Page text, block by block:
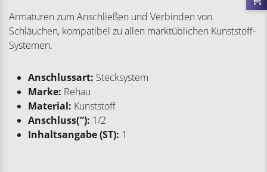
Armaturen zum Anschließen und Verbinden von
Schläuchen, kompatibel zu allen marktüblichen Kunststoff-
Systemen.
Anschlussart: Stecksystem
Marke: Rehau
Material: Kunststoff
Anschluss(″): 1/2
Inhaltsangabe (ST): 1